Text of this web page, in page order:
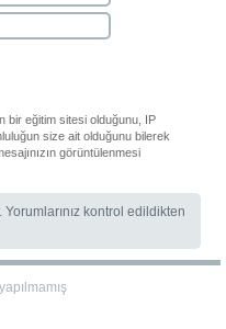
bir eğitim sitesi olduğunu, IP
size ait olduğunu bilerek
görüntülenmesi
kontrol edildikten